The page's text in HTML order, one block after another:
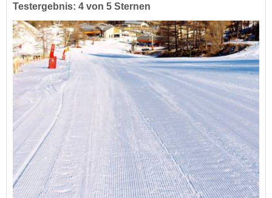
Testergebnis: 4 von 5 Sternen